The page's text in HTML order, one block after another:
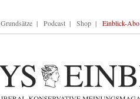
Grundsätze Podcast Shop Einblick-Abo